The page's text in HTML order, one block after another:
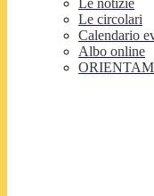
Le notizie
Le circolari
Calendario
Albo online